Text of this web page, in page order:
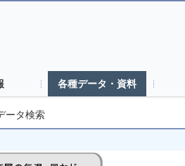
各種データ・資料
ータ検索